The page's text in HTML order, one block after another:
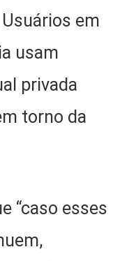
em
usam
privada
torno da
“caso esses